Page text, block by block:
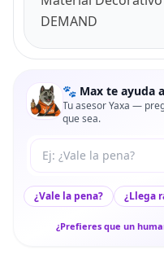
DEMAND
🐾 Max te ayuda
Tu asesor Yaxa —
que sea.
Tu pregunta a Max
¿Vale la pena? ¿Llega
¿Prefieres que un